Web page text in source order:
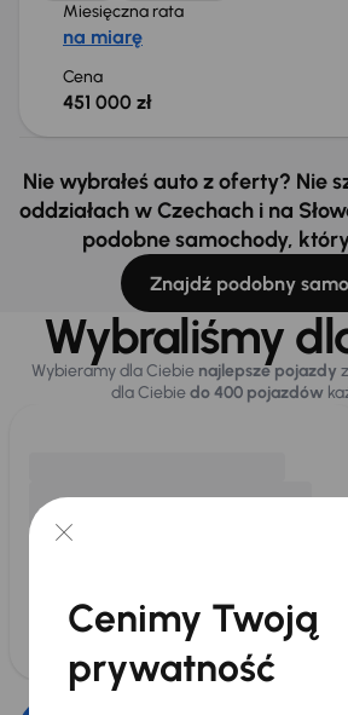
Miesięczna rata
na miarę
Cena
451 000 zł
Nie wybrałeś auto z oferty? Nie
oddziałach w Czechach i na
podobne samochody,
Znajdź podobny
Wybraliśmy
Wybieramy dla Ciebie najlepsze pojazdy
dla Ciebiedo 400 pojazdów
Cenimy Twoją
prywatność